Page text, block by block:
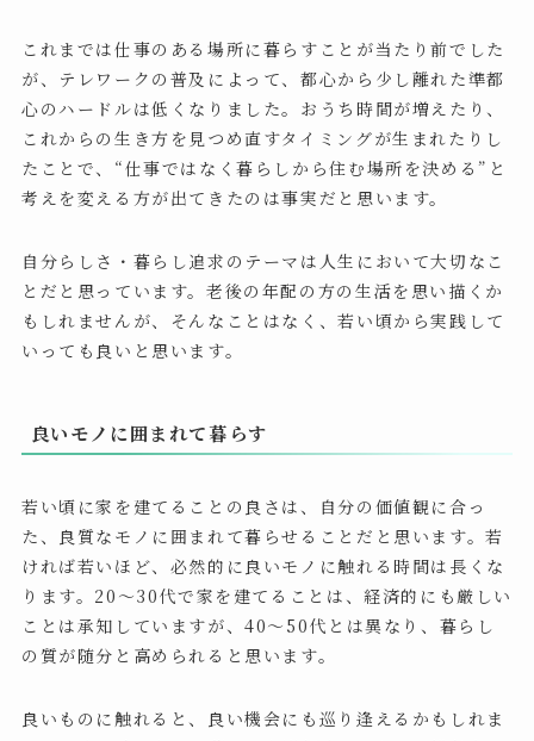
これまでは仕事のある場所に暮らすことが当たり前でした
が、テレワークの普及によって、都心から少し離れた準都
心のハードルは低くなりました。おうち時間が増えたり、
これからの生き方を見つめ直すタイミングが生まれたりし
たことで、“仕事ではなく暮らしから住む場所を決める”と
考えを変える方が出てきたのは事実だと思います。
自分らしさ・暮らし追求のテーマは人生において大切なこ
とだと思っています。老後の年配の方の生活を思い描くか
もしれませんが、そんなことはなく、若い頃から実践して
いっても良いと思います。
良いモノに囲まれて暮らす
若い頃に家を建てることの良さは、自分の価値観に合っ
た、良質なモノに囲まれて暮らせることだと思います。若
ければ若いほど、必然的に良いモノに触れる時間は長くな
ります。20〜30代で家を建てることは、経済的にも厳しい
ことは承知していますが、40〜50代とは異なり、暮らし
の質が随分と高められると思います。
良いものに触れると、良い機会にも巡り逢えるかもしれま